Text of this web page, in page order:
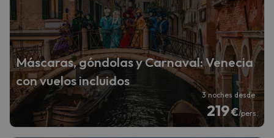
Máscaras, góndolas y Carnaval: Venecia
con vuelos incluidos
3 noches desde
219€/pers.